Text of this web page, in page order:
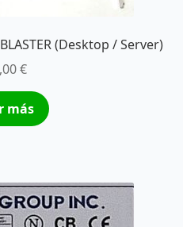
(Desktop / Server)
€
más